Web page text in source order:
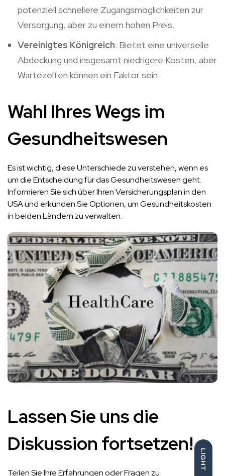
LIGHT
potenziell schnellere Zugangsmöglichkeiten zur
Versorgung, aber zu einem hohen Preis.
Vereinigtes Königreich: Bietet eine universelle
Abdeckung und insgesamt niedrigere Kosten, aber
Wartezeiten können ein Faktor sein.
Wahl Ihres Wegs im
Gesundheitswesen
Es ist wichtig, diese Unterschiede zu verstehen, wenn es
um die Entscheidung für das Gesundheitswesen geht.
Informieren Sie sich über Ihren Versicherungsplan in den
USA und erkunden Sie Optionen, um Gesundheitskosten
in beiden Ländern zu verwalten.
Lassen Sie uns die
Diskussion fortsetzen!
Teilen Sie Ihre Erfahrungen oder Fragen zu